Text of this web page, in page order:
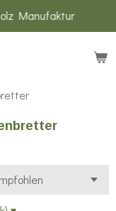
Manufaktur